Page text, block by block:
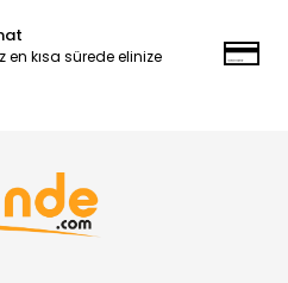
en kısa sürede elinize